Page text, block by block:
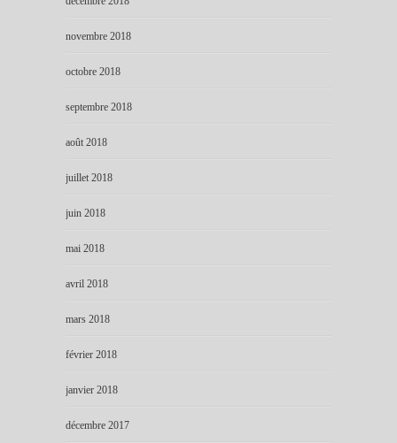
novembre 2018
octobre 2018
septembre 2018
août 2018
juillet 2018
juin 2018
mai 2018
avril 2018
mars 2018
février 2018
janvier 2018
décembre 2017